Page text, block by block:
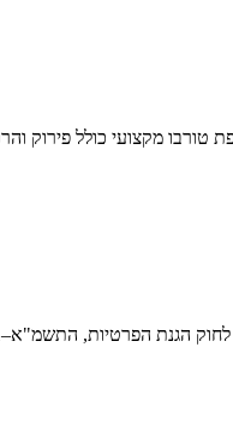
(כולל תיקון 13), ובהתאם ל